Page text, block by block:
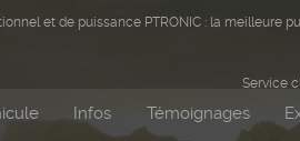
Infos Témoignages
et de puissance PTRONIC : la
Service